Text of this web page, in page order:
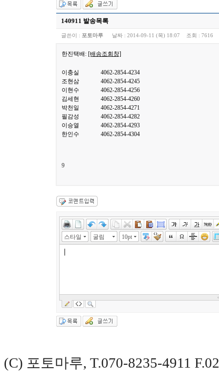
140911 발송목록
글쓴이 : 포토마루 날짜 : 2014-09-11 (목) 18:07 조회 : 7616
한진택배: [배송조회창]
이충실
4062-2854-4234
조현삼
4062-2854-4245
이현수
4062-2854-4256
김세현
4062-2854-4260
박천일
4062-2854-4271
필감성
4062-2854-4282
이승열
4062-2854-4293
한인수
4062-2854-4304
9
스타일 굴림 10pt
(C) 포토마루, T.070-8235-4911